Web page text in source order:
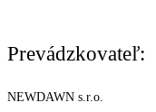
Prevádzkovateľ:
NEWDAWN s.r.o.